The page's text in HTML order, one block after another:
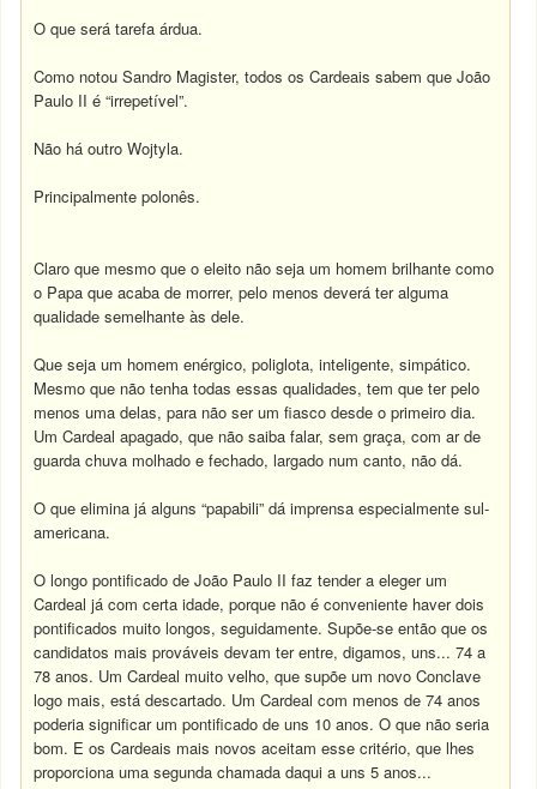
O que será tarefa árdua.
Como notou Sandro Magister, todos os Cardeais sabem que João
Paulo II é “irrepetível”.
Não há outro Wojtyla.
Principalmente polonês.
Claro que mesmo que o eleito não seja um homem brilhante como
o Papa que acaba de morrer, pelo menos deverá ter alguma
qualidade semelhante às dele.
Que seja um homem enérgico, poliglota, inteligente, simpático.
Mesmo que não tenha todas essas qualidades, tem que ter pelo
menos uma delas, para não ser um fiasco desde o primeiro dia.
Um Cardeal apagado, que não saiba falar, sem graça, com ar de
guarda chuva molhado e fechado, largado num canto, não dá.
O que elimina já alguns “papabili” dá imprensa especialmente sul-
americana.
O longo pontificado de João Paulo II faz tender a eleger um
Cardeal já com certa idade, porque não é conveniente haver dois
pontificados muito longos, seguidamente. Supõe-se então que os
candidatos mais prováveis devam ter entre, digamos, uns... 74 a
78 anos. Um Cardeal muito velho, que supõe um novo Conclave
logo mais, está descartado. Um Cardeal com menos de 74 anos
poderia significar um pontificado de uns 10 anos. O que não seria
bom. E os Cardeais mais novos aceitam esse critério, que lhes
proporciona uma segunda chamada daqui a uns 5 anos...